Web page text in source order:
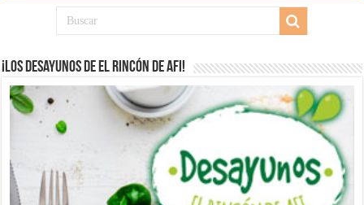
¡Los desayunos de El Rincón de Afi!